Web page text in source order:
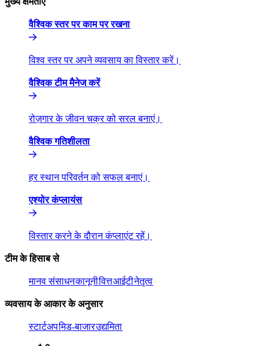
वैश्विक स्तर पर काम पर रखना​​
विश्व स्तर पर अपने व्यवसाय का विस्तार करें।​​
वैश्विक टीम मैनेज करें​​
रोज़गार के जीवन चक्र को सरल बनाएं।​​
वैश्विक गतिशीलता​​
हर स्थान परिवर्तन को सफल बनाएं।​​
एश्योर कंप्लायंस​​
विस्तार करने के दौरान कंप्लाएंट रहें।​​
टीम के हिसाब से​​
मानव संसाधन​​कानूनी​​वित्त​​आईटी​​नेतृत्व​​
व्यवसाय के आकार के अनुसार​​
स्टार्टअप​​मिड-बाजार​​उद्यमिता​​